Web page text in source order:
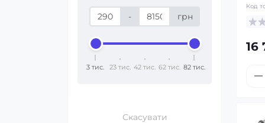
- грн
3 тис. 23 тис. 42 тис. 62 тис. 82 тис.
Скасувати
Код
16